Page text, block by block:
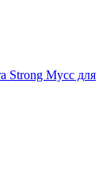
Strong Мусс для